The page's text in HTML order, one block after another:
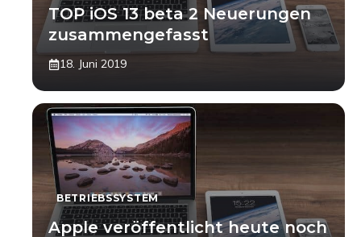
TOP iOS 13 beta 2 Neuerungen
zusammengefasst
18. Juni 2019
BETRIEBSSYSTEM
Apple veröffentlicht heute noch